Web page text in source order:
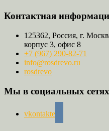
Контактная
125362, Россия, г.
корпус 3, офис 8
+7 (967) 290-82-71
info@rosdrevo.ru
rosdrevo
Мы в социальных сетях
vkontakte